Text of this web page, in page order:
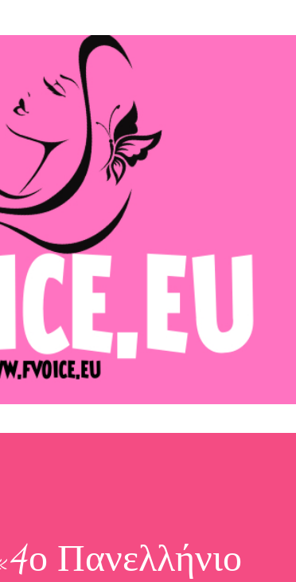
Πανελλήνιο